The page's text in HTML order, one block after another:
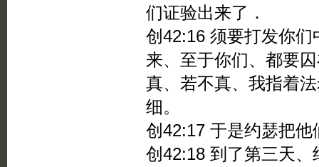
们证验出来了．
创42:16 须要打发你
来、至于你们、都要
真、若不真、我指着
细。
创42:17 于是约瑟把
创42:18 到了第三天